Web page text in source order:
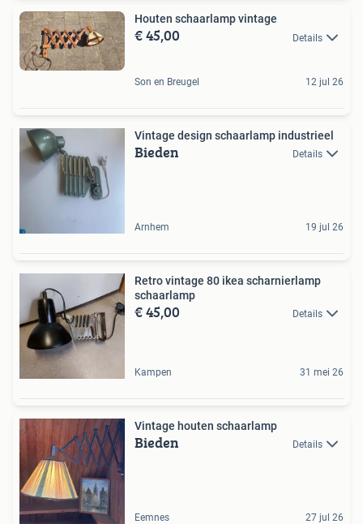
Houten schaarlamp vintage
€ 45,00 Details
Son en Breugel 12 jul 26
Vintage design schaarlamp industrieel
Bieden Details
Arnhem 19 jul 26
Retro vintage 80 ikea scharnierlamp
schaarlamp
€ 45,00 Details
Kampen 31 mei 26
Vintage houten schaarlamp
Bieden Details
Eemnes 27 jul 26